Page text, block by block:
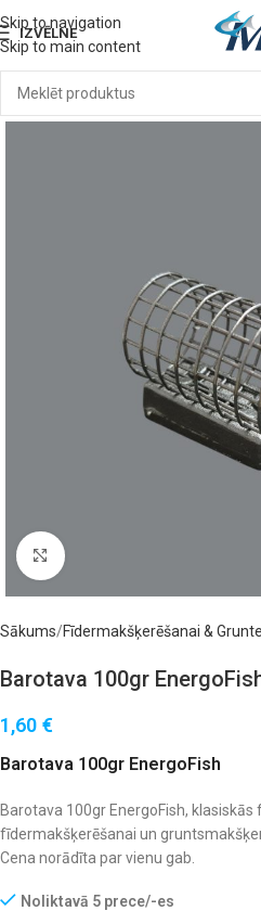
Skip to navigation
Skip to main content
IZVĒLNE
Noklikšķiniet, lai palielinātu
Sākums Fīdermakšķerēšanai &
Barotava 100gr
1,60 €
Barotava 100gr EnergoFish
Barotava 100gr EnergoFish,
fīdermakšķerēšanai un
Cena norādīta par vienu gab.
Noliktavā 5 prece/-es